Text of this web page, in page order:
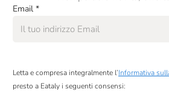
Email *
Letta e compresa integralmente l’Informativa
presto a Eataly i seguenti consensi: